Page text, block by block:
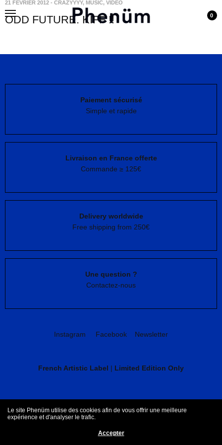
0
21 FÉVRIER 2012 - CRAZYYYY, MUSIC, VIDEO
ODD FUTURE. KIFF !!
Paiement sécurisé
Simple et rapide
Livraison en France offerte
Commande ≥ 125€
Delivery worldwide
Free shipping from 250€
Une question ?
Contactez-nous
Instagram Facebook Newsletter
French Artistic Label | Limited Edition Only
CGV Mentions légales
Le site Phenüm utilise des cookies afin de vous offrir une meilleure
expérience et d'analyser le trafic.
Accepter